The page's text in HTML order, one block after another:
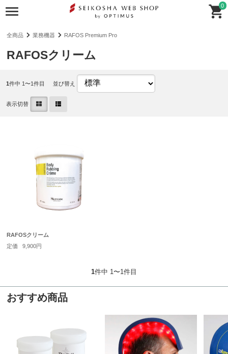
0
全商品 業務機器 RAFOS Premium Pro
RAFOSクリーム
1件中 1〜1件目 並び替え
表示切替
RAFOSクリーム
定価
9,900円
1件中 1〜1件目
おすすめ商品